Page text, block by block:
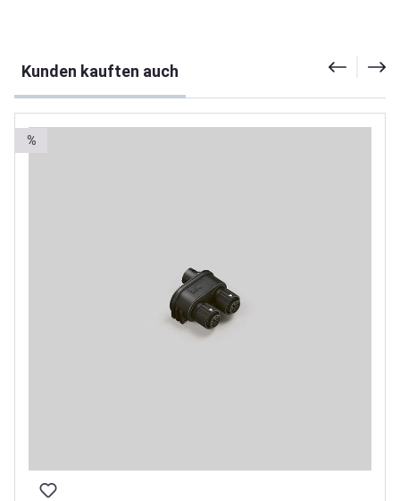
Kunden kauften auch
%